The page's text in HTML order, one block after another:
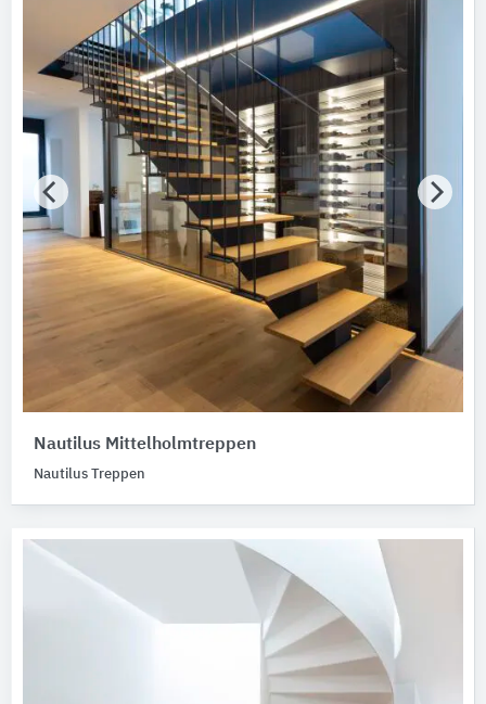
Nautilus Mittelholmtreppen
Nautilus Treppen